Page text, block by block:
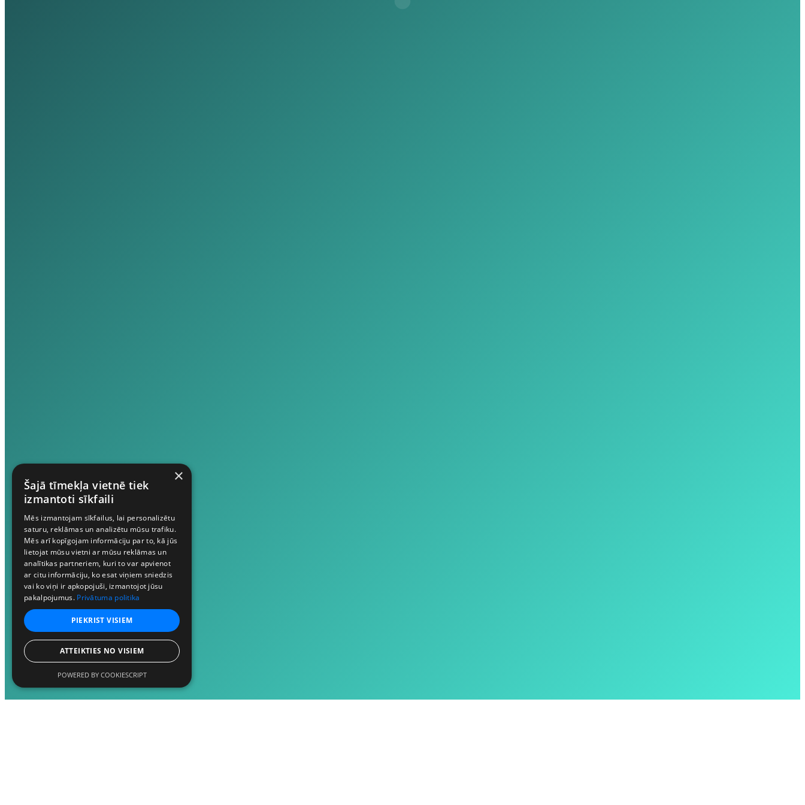
×
Šajā tīmekļa vietnē tiek
izmantoti sīkfaili
Mēs izmantojam sīkfailus, lai personalizētu
saturu, reklāmas un analizētu mūsu trafiku.
Mēs arī kopīgojam informāciju par to, kā jūs
lietojat mūsu vietni ar mūsu reklāmas un
analītikas partneriem, kuri to var apvienot
ar citu informāciju, ko esat viņiem sniedzis
vai ko viņi ir apkopojuši, izmantojot jūsu
pakalpojumus. Privātuma politika
PIEKRIST VISIEM
ATTEIKTIES NO VISIEM
POWERED BY COOKIESCRIPT